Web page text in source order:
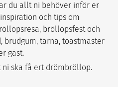
du allt ni behöver inför er
och tips om
bröllopsfest och
brudgum, tärna, toastmaster
gäst.
ni ska få ert drömbröllop.